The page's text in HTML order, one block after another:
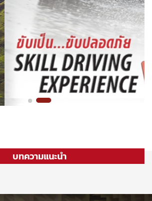
บทความแนะนำ